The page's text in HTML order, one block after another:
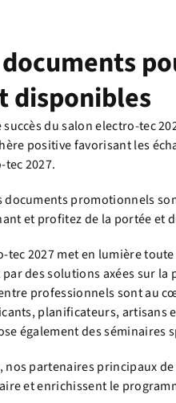
disponibles
succès du salon electro-tec
positive favorisant les
tec 2027.
documents promotionnels
et profitez de la portée et
tec 2027 met en lumière
par des solutions axées sur
professionnels sont au
planificateurs, artisans
également des séminaires
nos partenaires principaux
et enrichissent le